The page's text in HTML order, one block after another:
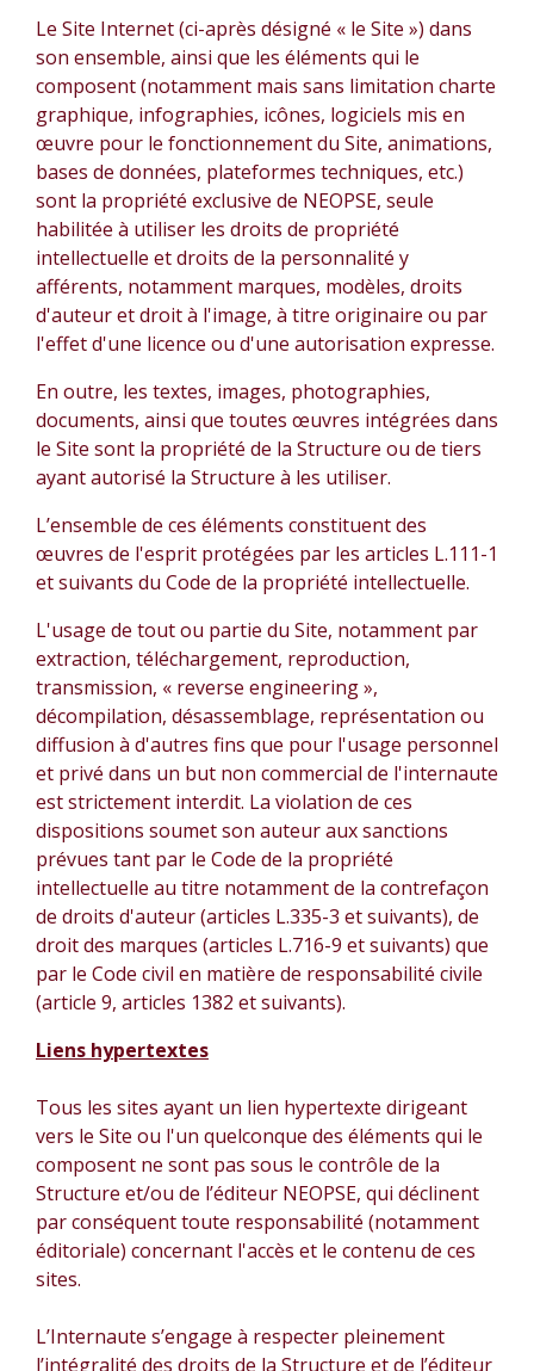
Le Site Internet (ci-après désigné « le Site ») dans
son ensemble, ainsi que les éléments qui le
composent (notamment mais sans limitation charte
graphique, infographies, icônes, logiciels mis en
œuvre pour le fonctionnement du Site, animations,
bases de données, plateformes techniques, etc.)
sont la propriété exclusive de NEOPSE, seule
habilitée à utiliser les droits de propriété
intellectuelle et droits de la personnalité y
afférents, notamment marques, modèles, droits
d'auteur et droit à l'image, à titre originaire ou par
l'effet d'une licence ou d'une autorisation expresse.
En outre, les textes, images, photographies,
documents, ainsi que toutes œuvres intégrées dans
le Site sont la propriété de la Structure ou de tiers
ayant autorisé la Structure à les utiliser.
L’ensemble de ces éléments constituent des
œuvres de l'esprit protégées par les articles L.111-1
et suivants du Code de la propriété intellectuelle.
L'usage de tout ou partie du Site, notamment par
extraction, téléchargement, reproduction,
transmission, « reverse engineering »,
décompilation, désassemblage, représentation ou
diffusion à d'autres fins que pour l'usage personnel
et privé dans un but non commercial de l'internaute
est strictement interdit. La violation de ces
dispositions soumet son auteur aux sanctions
prévues tant par le Code de la propriété
intellectuelle au titre notamment de la contrefaçon
de droits d'auteur (articles L.335-3 et suivants), de
droit des marques (articles L.716-9 et suivants) que
par le Code civil en matière de responsabilité civile
(article 9, articles 1382 et suivants).
Liens hypertextes
Tous les sites ayant un lien hypertexte dirigeant
vers le Site ou l'un quelconque des éléments qui le
composent ne sont pas sous le contrôle de la
Structure et/ou de l’éditeur NEOPSE, qui déclinent
par conséquent toute responsabilité (notamment
éditoriale) concernant l'accès et le contenu de ces
sites.
L’Internaute s’engage à respecter pleinement
l’intégralité des droits de la Structure et de l’éditeur